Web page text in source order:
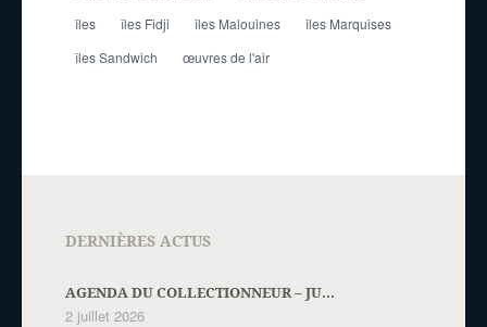
îles
îles Fidji îles Malouines
îles Marquises
îles Sandwich
œuvres de l'air
DERNIÈRES ACTUS
AGENDA DU COLLECTIONNEUR – JU...
2 juillet 2026